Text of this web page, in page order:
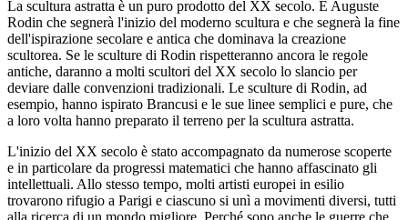
La scultura astratta è un puro prodotto del XX secolo. È Auguste
Rodin che segnerà l'inizio del moderno scultura e che segnerà la fine
dell'ispirazione secolare e antica che dominava la creazione
scultorea. Se le sculture di Rodin rispetteranno ancora le regole
antiche, daranno a molti scultori del XX secolo lo slancio per
deviare dalle convenzioni tradizionali. Le sculture di Rodin, ad
esempio, hanno ispirato Brancusi e le sue linee semplici e pure, che
a loro volta hanno preparato il terreno per la scultura astratta.
L'inizio del XX secolo è stato accompagnato da numerose scoperte
e in particolare da progressi matematici che hanno affascinato gli
intellettuali. Allo stesso tempo, molti artisti europei in esilio
trovarono rifugio a Parigi e ciascuno si unì a movimenti diversi, tutti